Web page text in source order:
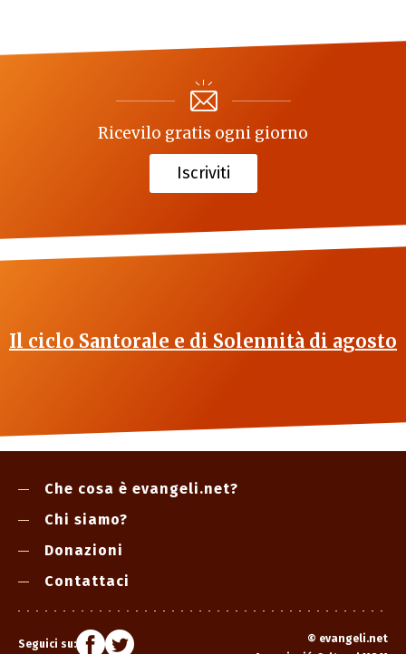
Ricevilo gratis ogni giorno
Iscriviti
Il ciclo Santorale e di Solennità di agosto
Che cosa è evangeli.net?
Chi siamo?
Donazioni
Contattaci
Seguici su: © evangeli.net